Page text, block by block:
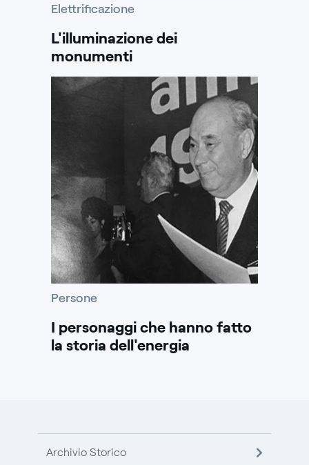
Elettrificazione
L'illuminazione dei
monumenti
Persone
I personaggi che hanno fatto
la storia dell'energia
Archivio Storico